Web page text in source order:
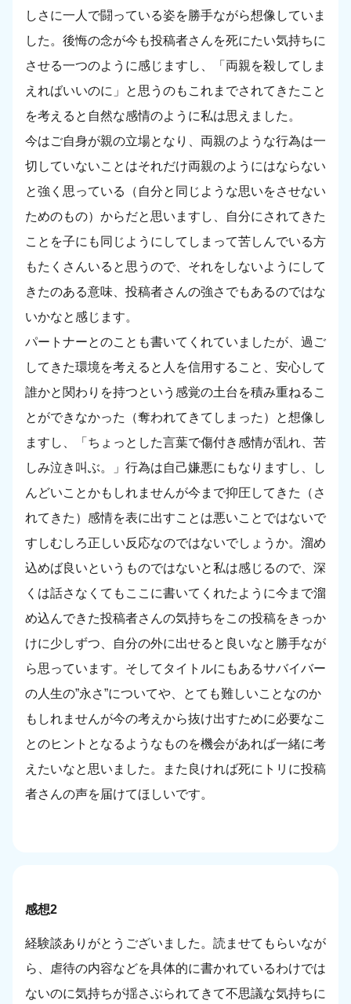
しさに一人で闘っている姿を勝手ながら想像していま
した。後悔の念が今も投稿者さんを死にたい気持ちに
させる一つのように感じますし、「両親を殺してしま
えればいいのに」と思うのもこれまでされてきたこと
を考えると自然な感情のように私は思えました。
今はご自身が親の立場となり、両親のような行為は一
切していないことはそれだけ両親のようにはならない
と強く思っている（自分と同じような思いをさせない
ためのもの）からだと思いますし、自分にされてきた
ことを子にも同じようにしてしまって苦しんでいる方
もたくさんいると思うので、それをしないようにして
きたのある意味、投稿者さんの強さでもあるのではな
いかなと感じます。
パートナーとのことも書いてくれていましたが、過ご
してきた環境を考えると人を信用すること、安心して
誰かと関わりを持つという感覚の土台を積み重ねるこ
とができなかった（奪われてきてしまった）と想像し
ますし、「ちょっとした言葉で傷付き感情が乱れ、苦
しみ泣き叫ぶ。」行為は自己嫌悪にもなりますし、し
んどいことかもしれませんが今まで抑圧してきた（さ
れてきた）感情を表に出すことは悪いことではないで
すしむしろ正しい反応なのではないでしょうか。溜め
込めば良いというものではないと私は感じるので、深
くは話さなくてもここに書いてくれたように今まで溜
め込んできた投稿者さんの気持ちをこの投稿をきっか
けに少しずつ、自分の外に出せると良いなと勝手なが
ら思っています。そしてタイトルにもあるサバイバー
の人生の”永さ”についてや、とても難しいことなのか
もしれませんが今の考えから抜け出すために必要なこ
とのヒントとなるようなものを機会があれば一緒に考
えたいなと思いました。また良ければ死にトリに投稿
者さんの声を届けてほしいです。
感想2
経験談ありがとうございました。読ませてもらいなが
ら、虐待の内容などを具体的に書かれているわけでは
ないのに気持ちが揺さぶられてきて不思議な気持ちに